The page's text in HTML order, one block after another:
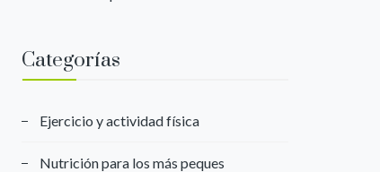
Categorías
Ejercicio y actividad física
Nutrición para los más peques